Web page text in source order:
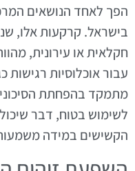
הפך לאחד הנושאים
בישראל. קרקעות אלו,
חקלאית או עירונית,
עבור אוכלוסיות רגישות
מתמקד בהפחתת
לשימוש בטוח, דבר
הקשישים במידה